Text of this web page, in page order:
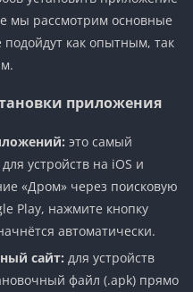
мы рассмотрим основные
как опытным, так
приложения
это самый
устройств на iOS и
«Дром» через поисковую
Play, нажмите кнопку
автоматически.
сайт: для устройств
файл (.apk) прямо